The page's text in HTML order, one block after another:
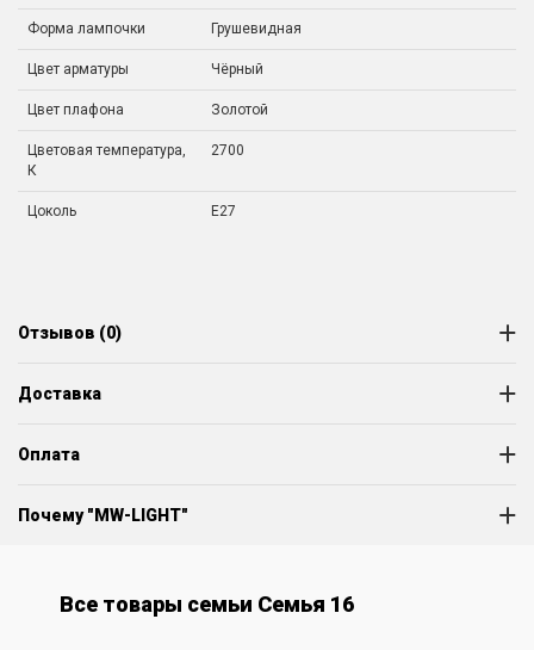
Форма лампочки Грушевидная
Цвет арматуры Чёрный
Цвет плафона Золотой
Цветовая температура,
К
2700
Цоколь E27
Отзывов (0)
Доставка
Оплата
Почему "MW-LIGHT"
Все товары семьи Семья 16